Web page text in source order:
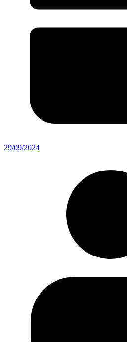
29/09/2024